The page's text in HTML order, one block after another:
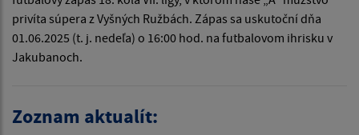
privíta súpera z Vyšných Ružbách. Zápas sa uskutoční dňa
01.06.2025 (t. j. nedeľa) o 16:00 hod. na futbalovom ihrisku v
Jakubanoch.
Zoznam aktualít: